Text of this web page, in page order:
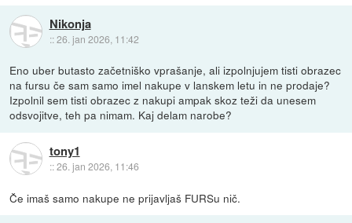
Nikonja
::26. jan 2026, 11:42
Eno uber butasto začetniško vprašanje, ali izpolnjujem tisti obrazec
na fursu če sam samo imel nakupe v lanskem letu in ne prodaje?
Izpolnil sem tisti obrazec z nakupi ampak skoz teži da unesem
odsvojitve, teh pa nimam. Kaj delam narobe?
tony1
::26. jan 2026, 11:46
Če imaš samo nakupe ne prijavljaš FURSu nič.